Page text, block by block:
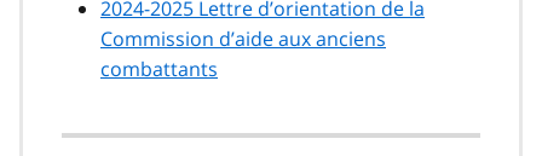
2024-2025 Lettre d’orientation de la
Commission d’aide aux anciens
combattants